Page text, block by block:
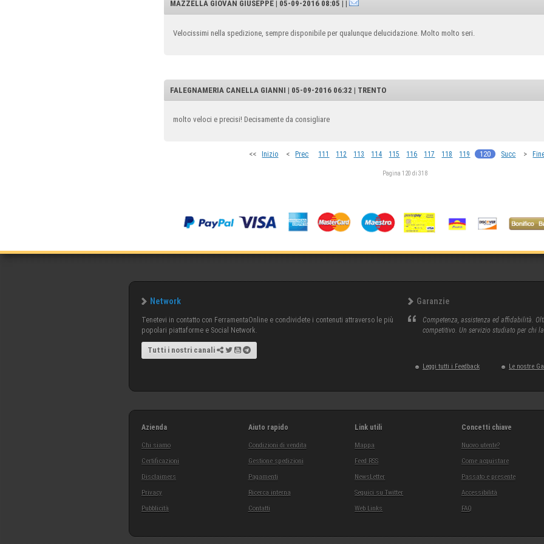
MAZZELLA GIOVAN GIUSEPPE | 05-09-2016 08:05 | |
Velocissimi nella spedizione, sempre disponibile per qualunque delucidazione. Molto molto seri.
FALEGNAMERIA CANELLA GIANNI | 05-09-2016 06:32 | TRENTO
molto veloci e precisi! Decisamente da consigliare
<< Inizio < Prec 111 112 113 114 115 116 117 118 119 120 Succ >
Pagina 120 di 318
Network
Tenetevi in contatto con FerramentaOnline e condividete i contenuti attraverso le più
popolari piattaforme e Social Network.
Tutti i nostri canali
Garanzie
Competenza, assistenza ed affidabilità.
competitivo. Un servizio studiato per chi
Leggi tutti i Feedback Le nostre
Azienda
Chi siamo
Certificazioni
Disclaimers
Privacy
Pubblicità
Aiuto rapido
Condizioni di vendita
Gestione spedizioni
Pagamenti
Ricerca interna
Contatti
Link utili
Mappa
Feed RSS
NewsLetter
Seguici su Twitter
Web Links
Concetti chiave
Nuovo utente?
Come acquistare
Passato e presente
Accessibilità
FAQ